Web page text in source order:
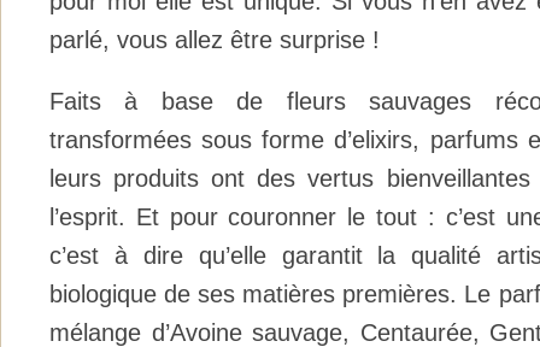
parlé, vous allez être surprise !
Faits à base de fleurs sauvages
transformées sous forme d’elixirs, parfums
leurs produits ont des vertus
l’esprit. Et pour couronner le tout : c’est
c’est à dire qu’elle garantit la qualité
biologique de ses matières premières. Le
mélange d’Avoine sauvage, Centaurée,